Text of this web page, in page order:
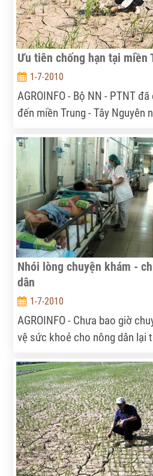
Ưu tiên chống hạn tại miền
1-7-2010
AGROINFO - Bộ NN - PTNT
đến miền Trung - Tây Nguyên
phải cứu 100.000 ha lúa đã
Nhói lòng chuyện khám -
dân
1-7-2010
AGROINFO - Chưa bao giờ
vệ sức khoẻ cho nông dân lại
thiếu tiền chữa bệnh, số còn
y tế (BHYT) cũng chỉ kéo dài
Vậy đâu là nguyên nhân của